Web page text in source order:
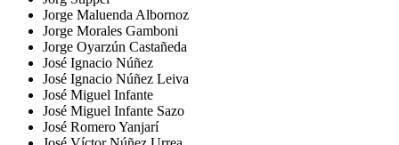
Jorge Maluenda Albornoz
Jorge Morales Gamboni
Jorge Oyarzún Castañeda
José Ignacio Núñez
José Ignacio Núñez Leiva
José Miguel Infante
José Miguel Infante Sazo
José Romero Yanjarí